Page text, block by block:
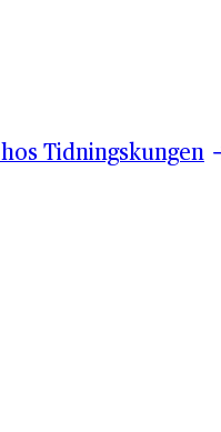
hos Tidningskungen